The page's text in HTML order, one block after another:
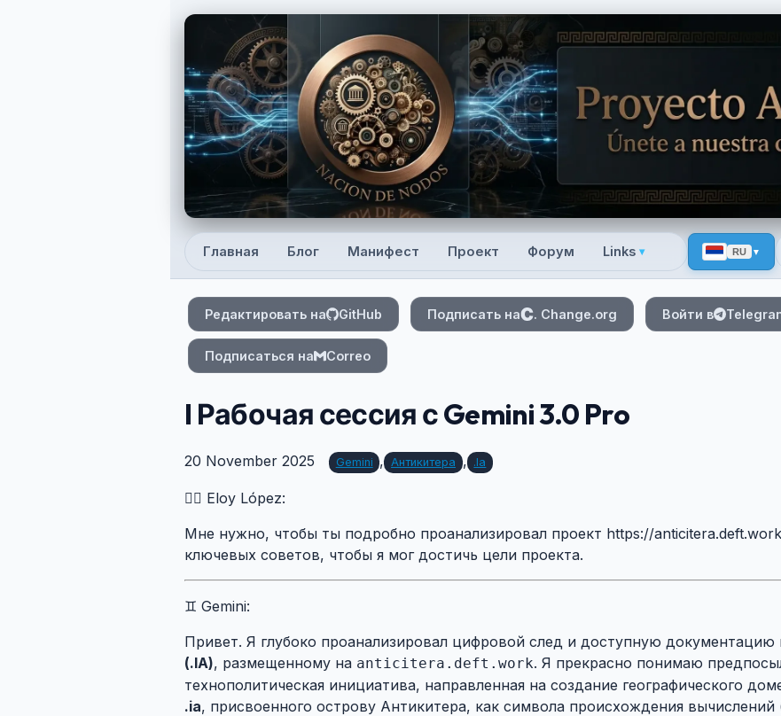
Top level navigation menu
Главная Блог Манифест Проект Форум Links ▾ RU
Редактировать на GitHub Подписать на . Change.org Войти в
Подписаться на Correo
I Рабочая сессия с Gemini 3.0 Pro
20 November 2025 Gemini , Антикитера , .ia
🙍‍♂️ Eloy López:
Мне нужно, чтобы ты подробно проанализировал проект https://
ключевых советов, чтобы я мог достичь цели проекта.
♊ Gemini:
Привет. Я глубоко проанализировал цифровой след и доступную документацию
(.IA), размещенному на anticitera.deft.work. Я прекрасно понимаю
технополитическая инициатива, направленная на создание географического
.ia, присвоенного острову Антикитера, как символа происхождения вычислений